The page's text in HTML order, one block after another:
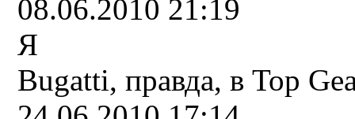
08.06.2010 21:19
Я
Bugatti, правда, в Top